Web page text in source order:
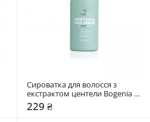
Сироватка для волосся з
екстрактом центели Bogenia
Centella
229 ₴